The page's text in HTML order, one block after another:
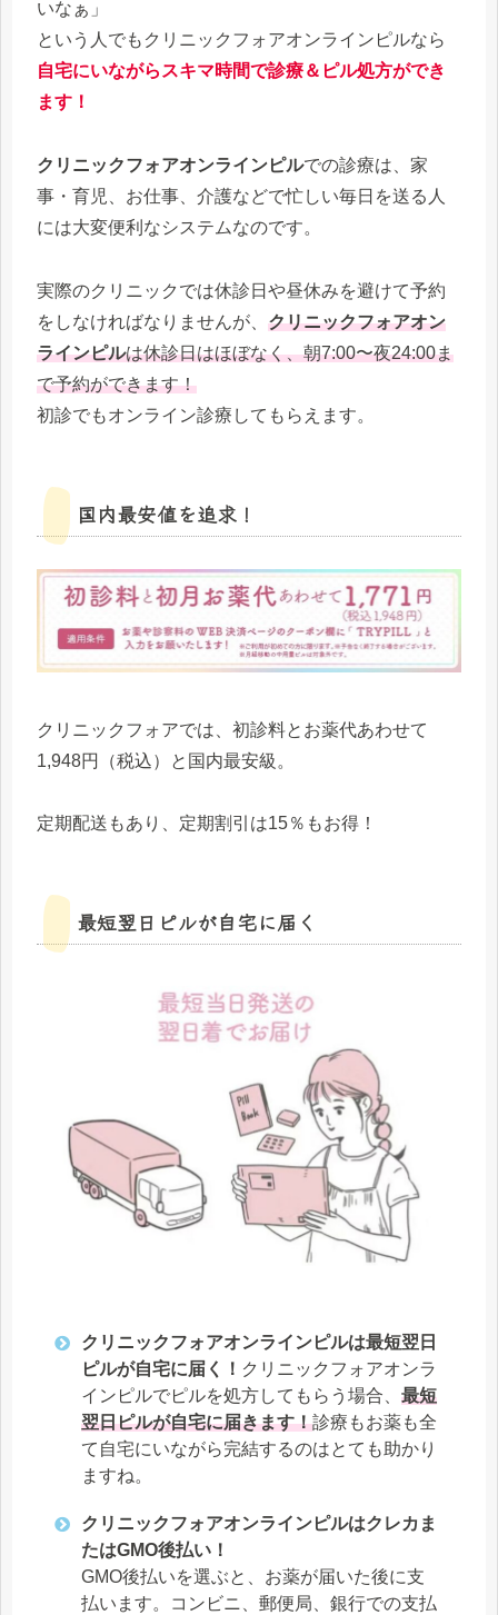
いなぁ」
という人でもクリニックフォアオンラインピルなら
自宅にいながらスキマ時間で診療＆ピル処方ができ
ます！
クリニックフォアオンラインピルでの診療は、家
事・育児、お仕事、介護などで忙しい毎日を送る人
には大変便利なシステムなのです。
実際のクリニックでは休診日や昼休みを避けて予約
をしなければなりませんが、 クリニックフォアオン
ラインピルは休診日はほぼなく、朝7:00〜夜24:00ま
で予約ができます！
初診でもオンライン診療してもらえます。
国内最安値を追求！
クリニックフォアでは、初診料とお薬代あわせて
1,948円（税込）と国内最安級。
定期配送もあり、定期割引は15％もお得！
最短翌日ピルが自宅に届く
クリニックフォアオンラインピルは最短翌日
ピルが自宅に届く！ クリニックフォアオンラ
インピルでピルを処方してもらう場合、 最短
翌日ピルが自宅に届きます！診療もお薬も全
て自宅にいながら完結するのはとても助かり
ますね。
クリニックフォアオンラインピルはクレカま
たはGMO後払い！
GMO後払いを選ぶと、お薬が届いた後に支
払います。コンビニ、郵便局、銀行での支払